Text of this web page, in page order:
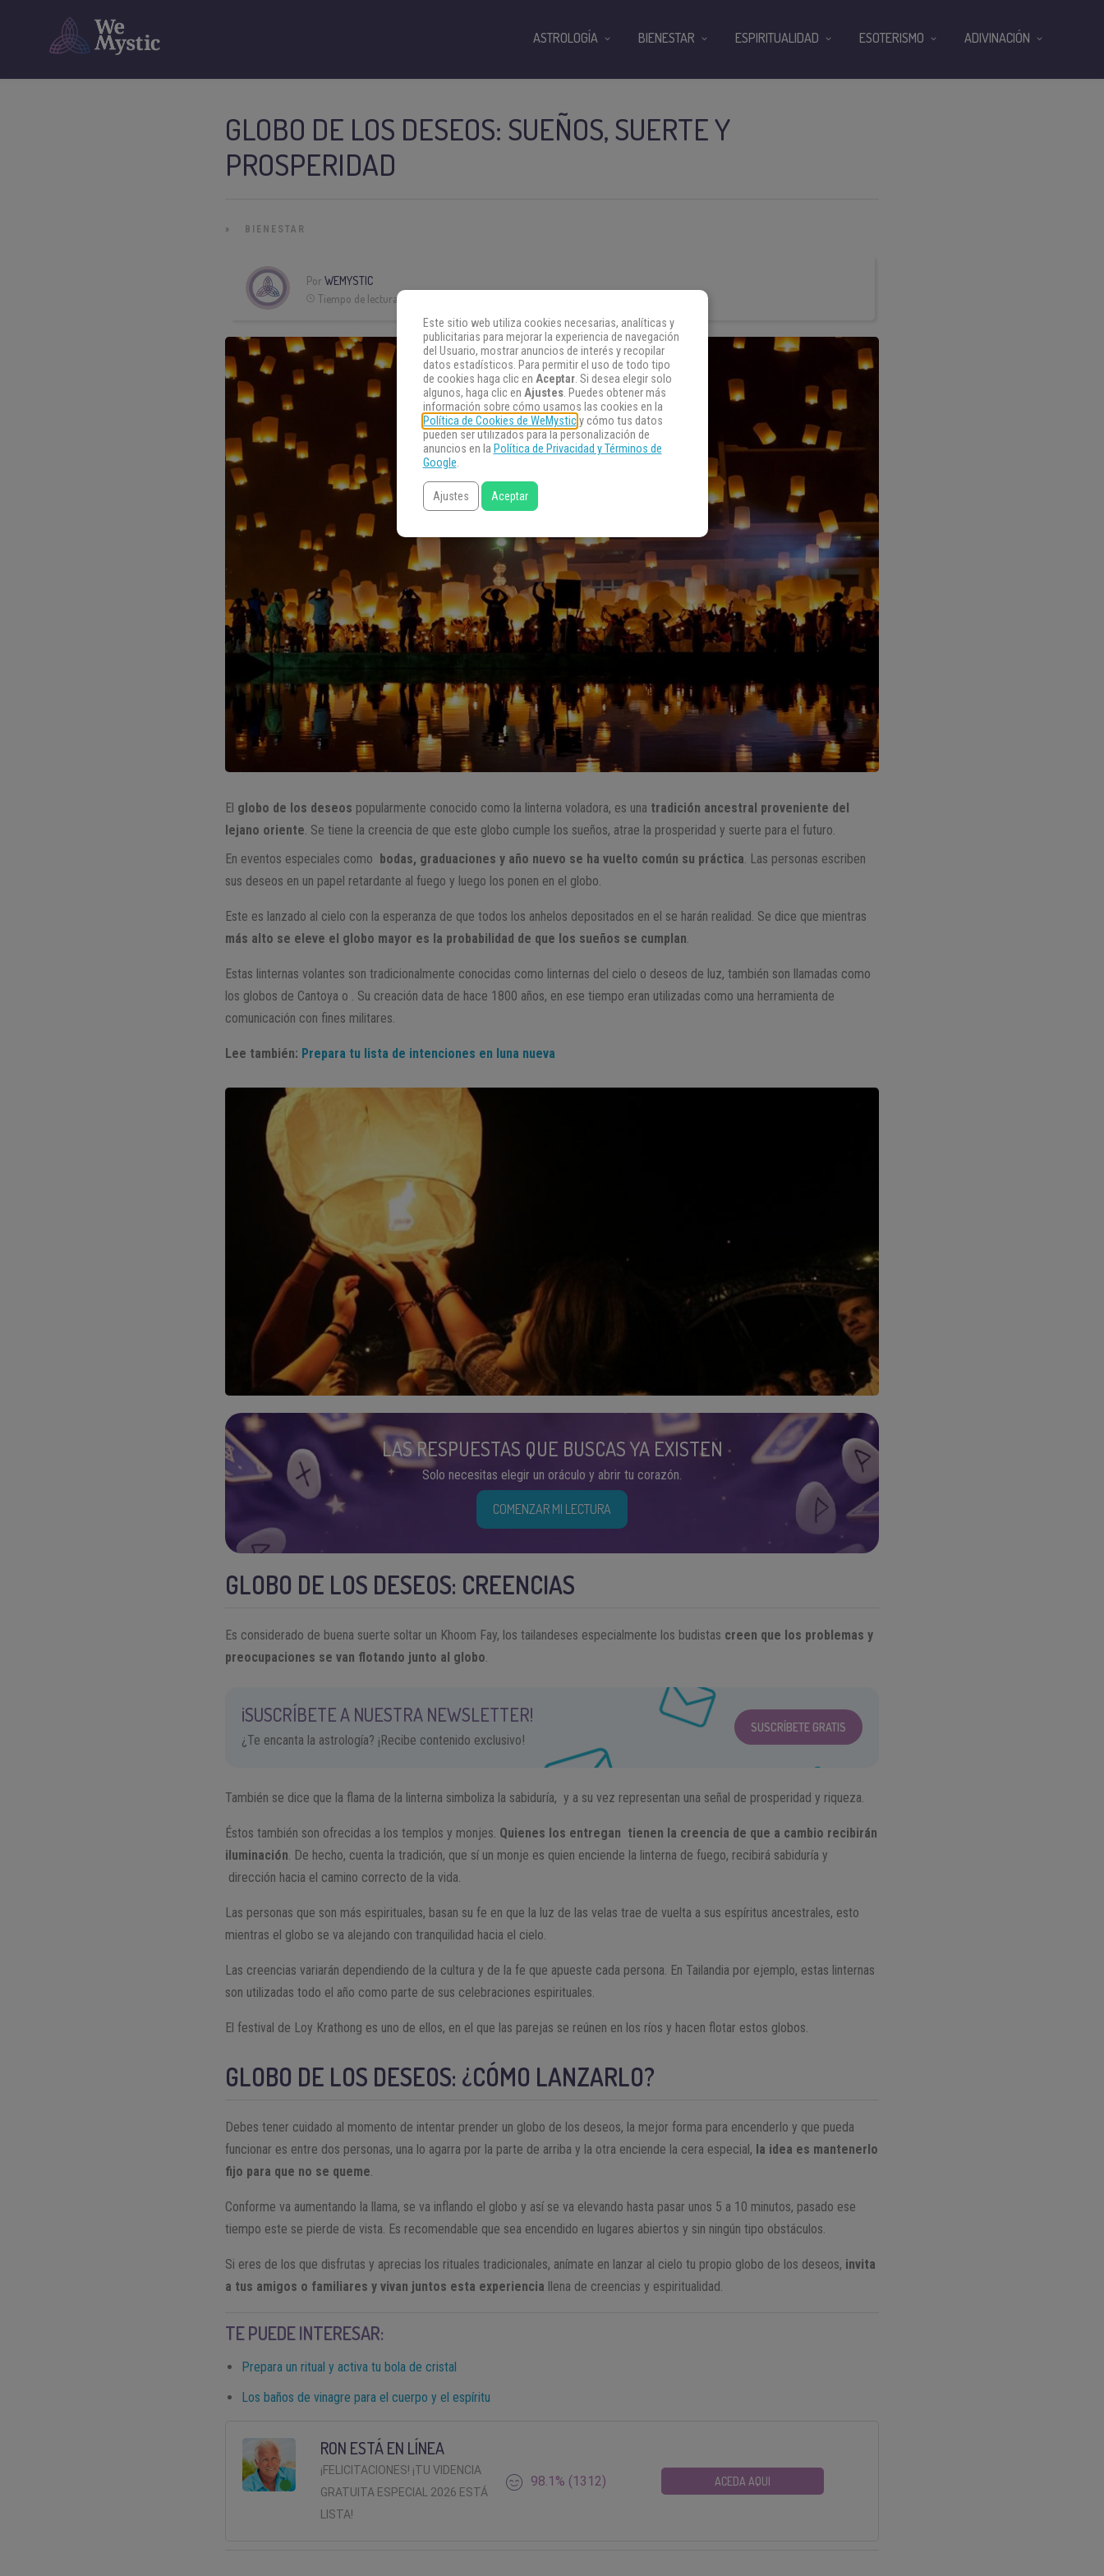
GLOBO DE LOS DESEOS: SUEÑOS, SUERTE Y
PROSPERIDAD
» BIENESTAR
Por WEMYSTIC
Tiempo de lectura:
El globo de los deseos popularmente conocido como la linterna voladora, es una tradición ancestral proveniente del
lejano oriente. Se tiene la creencia de que este globo cumple los sueños, atrae la prosperidad y suerte para el futuro.
En eventos especiales como
bodas, graduaciones y año nuevo se ha vuelto común su práctica. Las personas escriben
sus deseos en un papel retardante al fuego y luego los ponen en el globo.
Este es lanzado al cielo con la esperanza de que todos los anhelos depositados en el se harán realidad. Se dice que mientras
más alto se eleve el globo mayor es la probabilidad de que los sueños se cumplan.
Estas linternas volantes son tradicionalmente conocidas como linternas del cielo o deseos de luz, también son llamadas como
los globos de Cantoya o . Su creación data de hace 1800 años, en ese tiempo eran utilizadas como una herramienta de
comunicación con fines militares.
Lee también: Prepara tu lista de intenciones en luna nueva
LAS RESPUESTAS QUE BUSCAS YA EXISTEN
Solo necesitas elegir un oráculo y abrir tu corazón.
COMENZAR MI LECTURA
GLOBO DE LOS DESEOS: CREENCIAS
Es considerado de buena suerte soltar un Khoom Fay, los tailandeses especialmente los budistas creen que los problemas y
preocupaciones se van flotando junto al globo.
¡SUSCRÍBETE A NUESTRA NEWSLETTER!
¿Te encanta la astrología? ¡Recibe contenido exclusivo!
SUSCRÍBETE GRATIS
También se dice que la flama de la linterna simboliza la sabiduría, y a su vez representan una señal de prosperidad y riqueza.
Éstos también son ofrecidas a los templos y monjes. Quienes los entregan tienen la creencia de que a cambio recibirán
iluminación. De hecho, cuenta la tradición, que sí un monje es quien enciende la linterna de fuego, recibirá sabiduría y
dirección hacia el camino correcto de la vida.
Las personas que son más espirituales, basan su fe en que la luz de las velas trae de vuelta a sus espíritus ancestrales, esto
mientras el globo se va alejando con tranquilidad hacia el cielo.
Las creencias variarán dependiendo de la cultura y de la fe que apueste cada persona. En Tailandia por ejemplo, estas linternas
son utilizadas todo el año como parte de sus celebraciones espirituales.
El festival de Loy Krathong es uno de ellos, en el que las parejas se reúnen en los ríos y hacen flotar estos globos.
GLOBO DE LOS DESEOS: ¿CÓMO LANZARLO?
Debes tener cuidado al momento de intentar prender un globo de los deseos, la mejor forma para encenderlo y que pueda
funcionar es entre dos personas, una lo agarra por la parte de arriba y la otra enciende la cera especial, la idea es mantenerlo
fijo para que no se queme.
Conforme va aumentando la llama, se va inflando el globo y así se va elevando hasta pasar unos 5 a 10 minutos, pasado ese
tiempo este se pierde de vista. Es recomendable que sea encendido en lugares abiertos y sin ningún tipo obstáculos.
Si eres de los que disfrutas y aprecias los rituales tradicionales, anímate en lanzar al cielo tu propio globo de los deseos, invita
a tus amigos o familiares y vivan juntos esta experiencia llena de creencias y espiritualidad.
TE PUEDE INTERESAR:
Prepara un ritual y activa tu bola de cristal
Los baños de vinagre para el cuerpo y el espíritu
RON ESTÁ EN LÍNEA
¡FELICITACIONES! ¡TU VIDENCIA
GRATUITA ESPECIAL 2026 ESTÁ
LISTA!
98.1% (1312) ACEDA AQUI
ASTROLOGÍA BIENESTAR ESPIRITUALIDAD ESOTERISMO ADIVINACIÓN
Este sitio web utiliza cookies necesarias, analíticas y
publicitarias para mejorar la experiencia de navegación
del Usuario, mostrar anuncios de interés y recopilar
datos estadísticos. Para permitir el uso de todo tipo
de cookies haga clic en Aceptar. Si desea elegir solo
algunos, haga clic en Ajustes. Puedes obtener más
información sobre cómo usamos las cookies en la
Política de Cookies de WeMysticy cómo tus datos
pueden ser utilizados para la personalización de
anuncios en la Política de Privacidad y Términos de
Google.
Ajustes Aceptar